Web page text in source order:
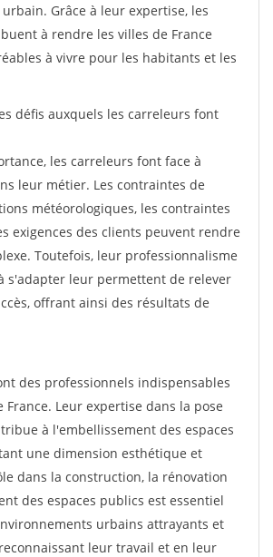
Grâce à leur expertise, les
à rendre les villes de France
à vivre pour les habitants et les
défis auxquels les carreleurs font
les carreleurs font face à
leur métier. Les contraintes de
météorologiques, les contraintes
exigences des clients peuvent rendre
Toutefois, leur professionnalisme
s'adapter leur permettent de relever
offrant ainsi des résultats de
des professionnels indispensables
France. Leur expertise dans la pose
à l'embellissement des espaces
une dimension esthétique et
dans la construction, la rénovation
des espaces publics est essentiel
urbains attrayants et
leur travail et en leur